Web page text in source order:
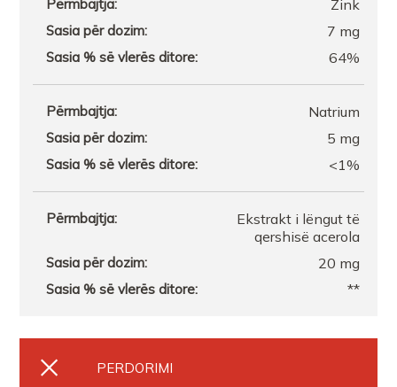
Zink
7 mg
64%
Natrium
5 mg
<1%
Ekstrakt i lëngut të
qershisë acerola
20 mg
**
PERDORIMI